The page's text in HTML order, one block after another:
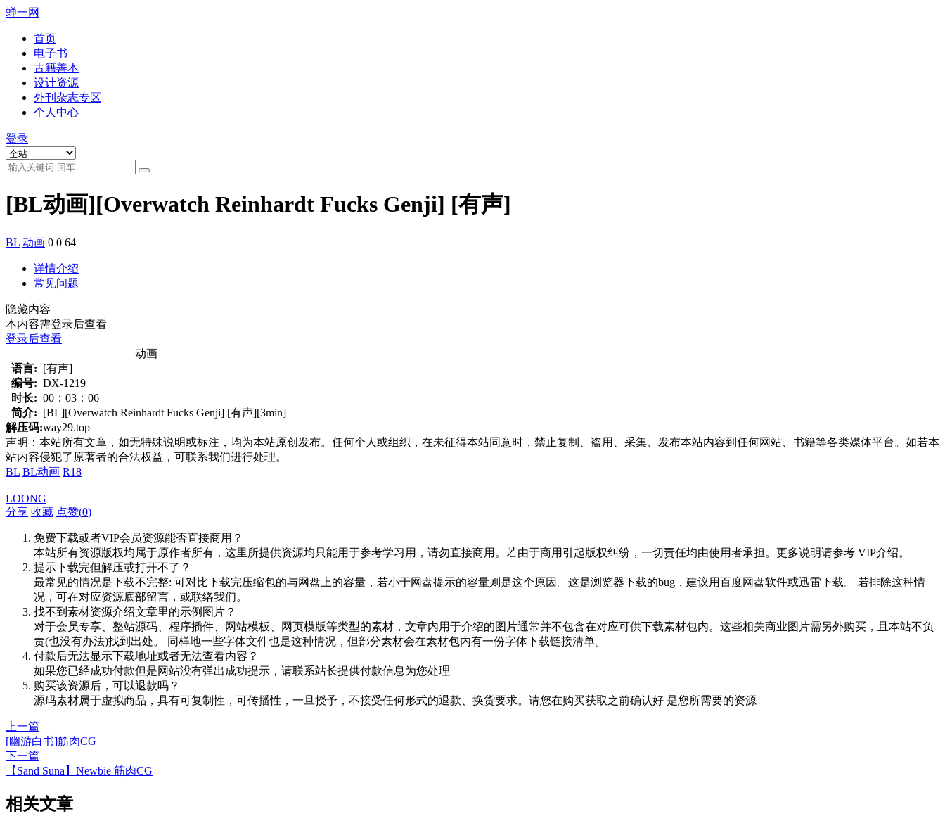
蝉一网
首页
电子书
古籍善本
设计资源
外刊杂志专区
个人中心
登录
[BL动画][Overwatch Reinhardt Fucks Genji] [有声]
BL 动画 0 0 64
详情介绍
常见问题
隐藏内容
本内容需登录后查看
登录后查看
动画
语言: [有声]
编号: DX-1219
时长: 00：03：06
简介: [BL][Overwatch Reinhardt Fucks Genji] [有声][3min]
解压码:way29.top
声明：本站所有文章，如无特殊说明或标注，均为本站原创发布。任何个人或组织，在未征得本站同意时，禁止复制、盗用、采集、发布本站内容到任何网站、书籍等各类媒体平台。如若本
站内容侵犯了原著者的合法权益，可联系我们进行处理。
BL BL动画 R18
LOONG
分享 收藏 点赞(0)
免费下载或者VIP会员资源能否直接商用？
本站所有资源版权均属于原作者所有，这里所提供资源均只能用于参考学习用，请勿直接商用。若由于商用引起版权纠纷，一切责任均由使用者承担。更多说明请参考 VIP介绍。
提示下载完但解压或打开不了？
最常见的情况是下载不完整: 可对比下载完压缩包的与网盘上的容量，若小于网盘提示的容量则是这个原因。这是浏览器下载的bug，建议用百度网盘软件或迅雷下载。 若排除这种情
况，可在对应资源底部留言，或联络我们。
找不到素材资源介绍文章里的示例图片？
对于会员专享、整站源码、程序插件、网站模板、网页模版等类型的素材，文章内用于介绍的图片通常并不包含在对应可供下载素材包内。这些相关商业图片需另外购买，且本站不负
责(也没有办法)找到出处。 同样地一些字体文件也是这种情况，但部分素材会在素材包内有一份字体下载链接清单。
付款后无法显示下载地址或者无法查看内容？
如果您已经成功付款但是网站没有弹出成功提示，请联系站长提供付款信息为您处理
购买该资源后，可以退款吗？
源码素材属于虚拟商品，具有可复制性，可传播性，一旦授予，不接受任何形式的退款、换货要求。请您在购买获取之前确认好 是您所需要的资源
上一篇
[幽游白书]筋肉CG
下一篇
【Sand Suna】Newbie 筋肉CG
相关文章